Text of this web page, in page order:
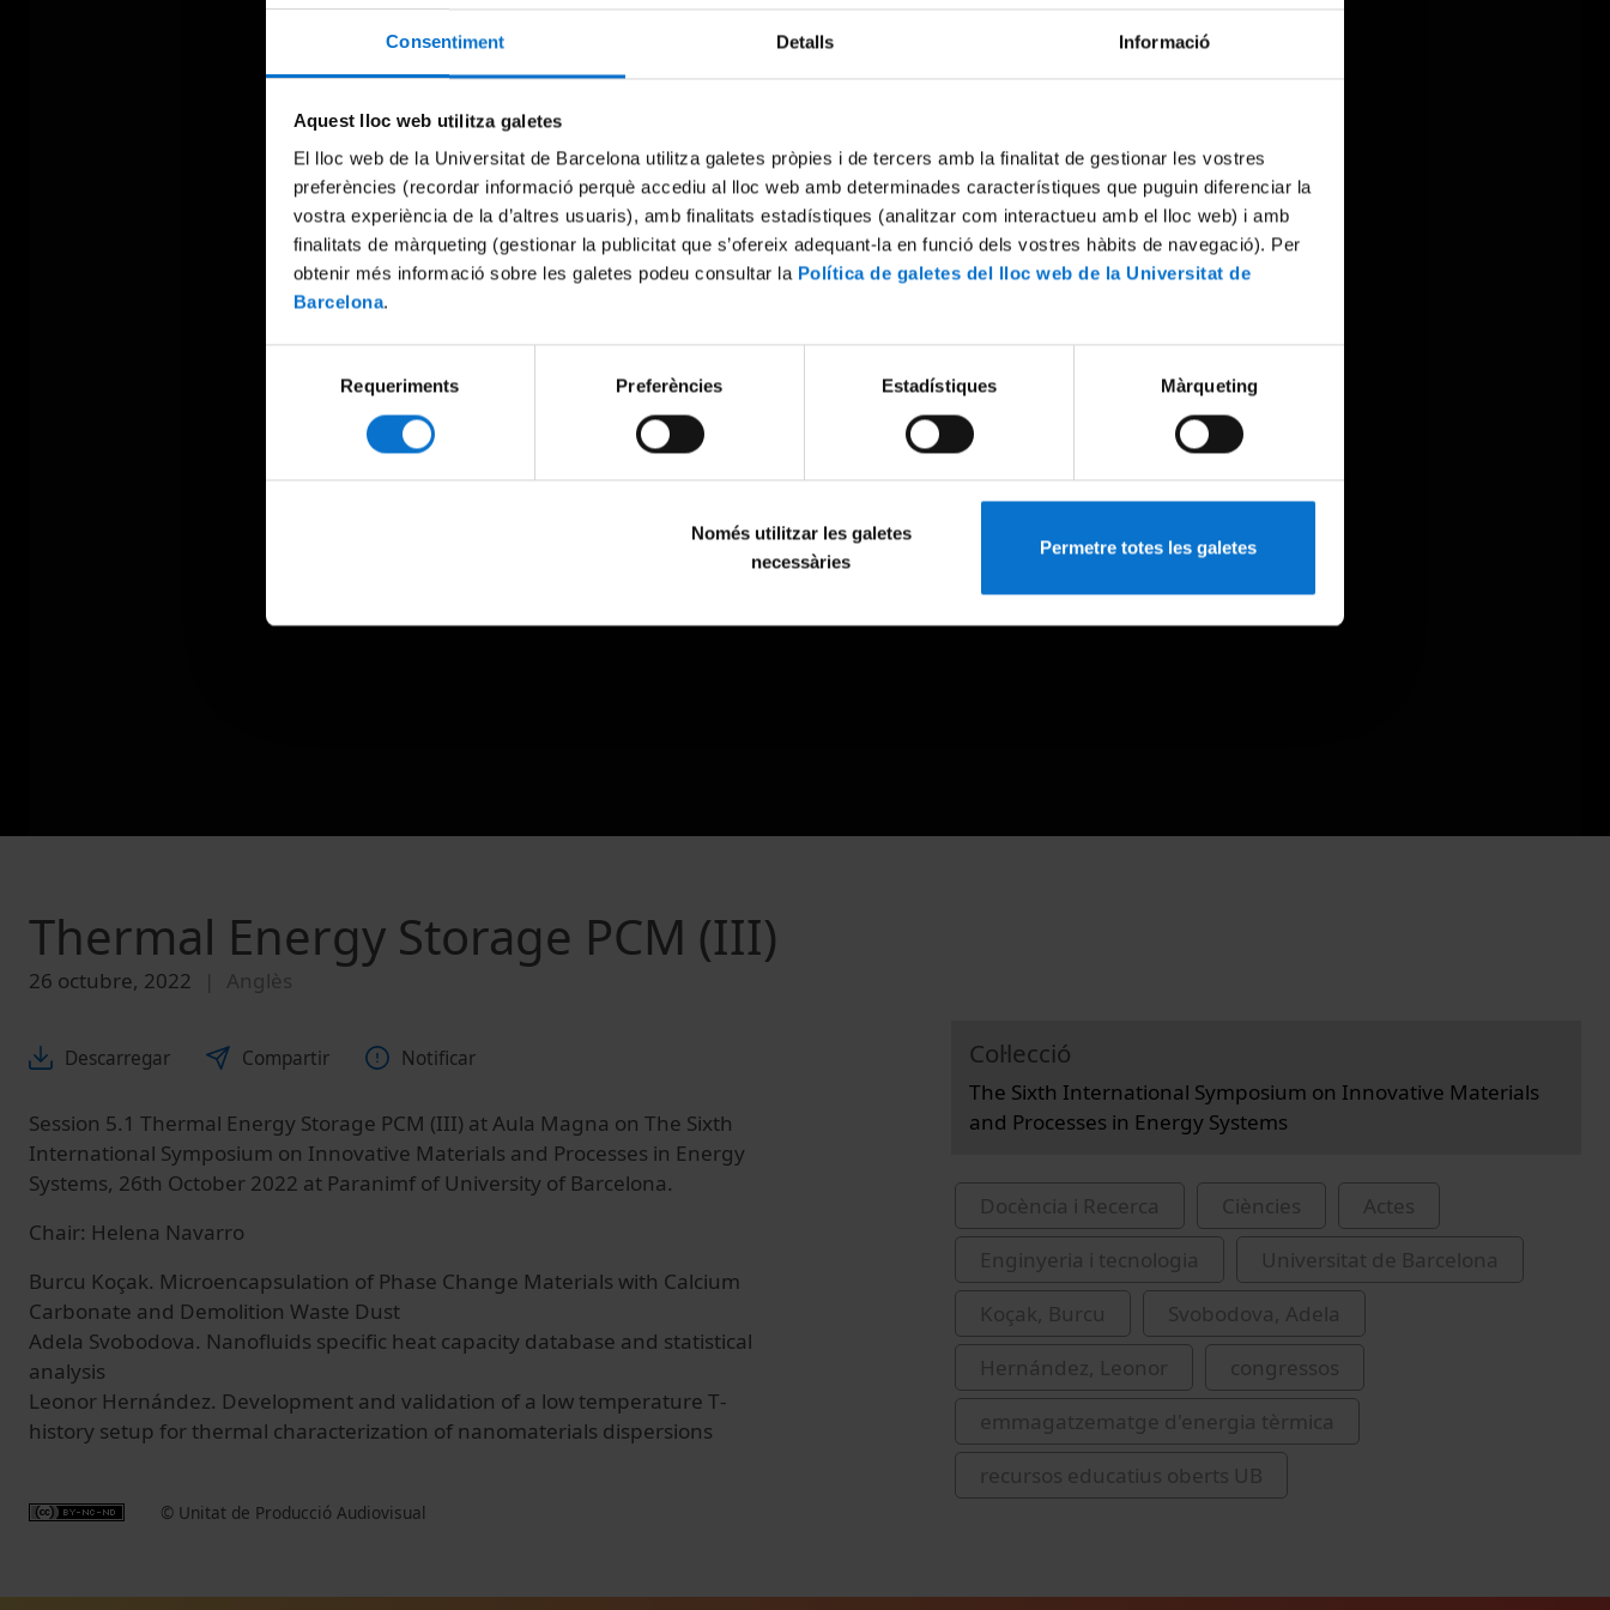
Consentiment Detalls Informació
Aquest lloc web utilitza galetes
El lloc web de la Universitat de Barcelona utilitza galetes pròpies i de tercers amb la finalitat de gestionar les vostres
preferències (recordar informació perquè accediu al lloc web amb determinades característiques que puguin diferenciar la
vostra experiència de la d’altres usuaris), amb finalitats estadístiques (analitzar com interactueu amb el lloc web) i amb
finalitats de màrqueting (gestionar la publicitat que s’ofereix adequant-la en funció dels vostres hàbits de navegació). Per
obtenir més informació sobre les galetes podeu consultar la Política de galetes del lloc web de la Universitat de
Barcelona.
Requeriments Preferències Estadístiques Màrqueting
Només utilitzar les galetes
necessàries
Permetre totes les galetes
Thermal Energy Storage PCM (III)
26 octubre, 2022 Anglès
Descarregar Compartir Notificar
Session 5.1 Thermal Energy Storage PCM (III) at Aula Magna on The Sixth
International Symposium on Innovative Materials and Processes in Energy
Systems, 26th October 2022 at Paranimf of University of Barcelona.
Chair: Helena Navarro
Burcu Koçak. Microencapsulation of Phase Change Materials with Calcium
Carbonate and Demolition Waste Dust
Adela Svobodova. Nanofluids specific heat capacity database and statistical
analysis
Leonor Hernández. Development and validation of a low temperature T‐
history setup for thermal characterization of nanomaterials dispersions
© Unitat de Producció Audiovisual
Col·lecció
The Sixth International Symposium on Innovative Materials
and Processes in Energy Systems
Docència i Recerca Ciències
Actes
Enginyeria i tecnologia
Universitat de Barcelona
Koçak, Burcu
Svobodova, Adela
Hernández, Leonor
congressos
emmagatzematge d'energia tèrmica
recursos educatius oberts UB